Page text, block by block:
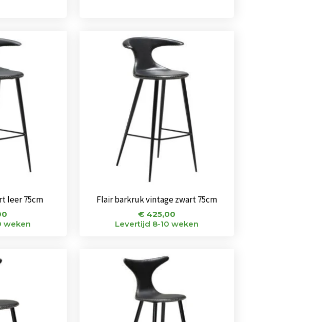
leer 75cm
weken
Flair barkruk vintage zwart 75cm
€425,00
Levertijd 8-10 weken